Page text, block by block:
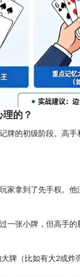
的？
牌的初级阶段。高
家拿到了先手权。
一张小牌，但高手
牌（比如有大2或